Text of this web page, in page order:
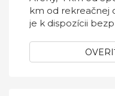
km od rekreačnej
je k dispozícii